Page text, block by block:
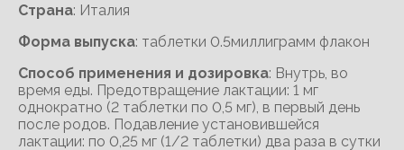
Cтрана: Италия
Форма выпуска: таблетки 0.5миллиграмм флакон
Способ применения и дозировка: Внутрь, во
время еды. Предотвращение лактации: 1 мг
однократно (2 таблетки по 0,5 мг), в первый день
после родов. Подавление установившейся
лактации: по 0,25 мг (1/2 таблетки) два раза в сутки